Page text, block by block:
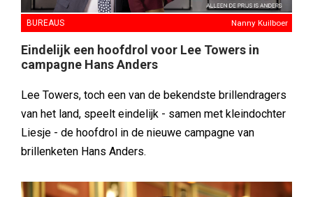
BUREAUS Nanny Kuilboer
Eindelijk een hoofdrol voor Lee Towers in
campagne Hans Anders
Lee Towers, toch een van de bekendste brillendragers
van het land, speelt eindelijk - samen met kleindochter
Liesje - de hoofdrol in de nieuwe campagne van
brillenketen Hans Anders.